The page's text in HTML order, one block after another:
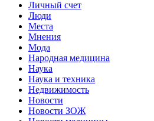
Личный счет
Люди
Места
Мнения
Мода
Народная медицина
Наука
Наука и техника
Недвижимость
Новости
Новости ЗОЖ